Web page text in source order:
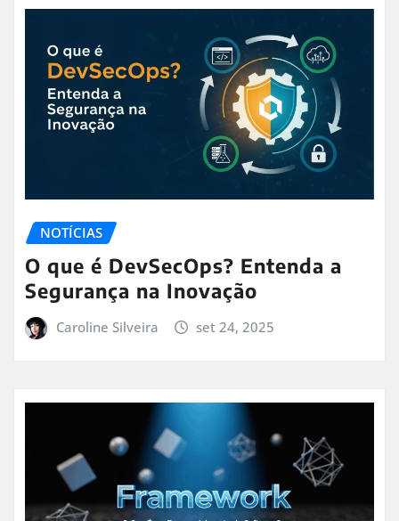
NOTÍCIAS
O que é DevSecOps? Entenda a
Segurança na Inovação
Caroline Silveira set 24, 2025